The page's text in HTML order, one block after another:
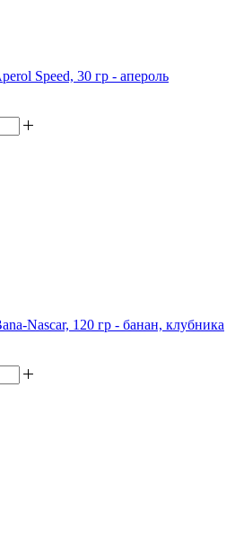
Speed, 30 гр - апероль
Nascar, 120 гр - банан, клубника